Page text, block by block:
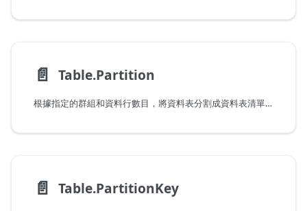
📄️ Table.Partition
根據指定的群組和資料行數目，將資料表分割成資料表清單。
📄️ Table.PartitionKey